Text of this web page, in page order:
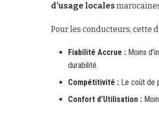
d’usage locales
Pour les conducteurs, cette
Fiabilité Accrue : Moins
durabilité.
Compétitivité : Le coût de
Confort d’Utilisation :